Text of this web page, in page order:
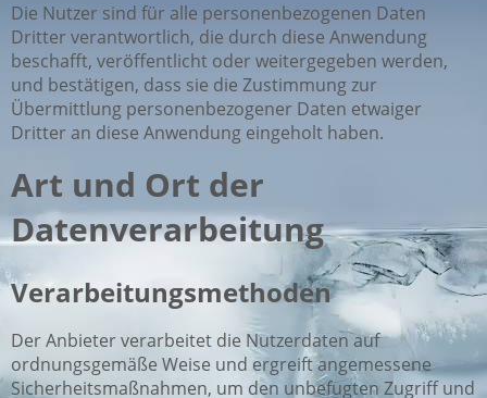
Die Nutzer sind für alle personenbezogenen Daten
Dritter verantwortlich, die durch diese Anwendung
beschafft, veröffentlicht oder weitergegeben werden,
und bestätigen, dass sie die Zustimmung zur
Übermittlung personenbezogener Daten etwaiger
Dritter an diese Anwendung eingeholt haben.
Art und Ort der
Datenverarbeitung
Verarbeitungsmethoden
Der Anbieter verarbeitet die Nutzerdaten auf
ordnungsgemäße Weise und ergreift angemessene
Sicherheitsmaßnahmen, um den unbefugten Zugriff und